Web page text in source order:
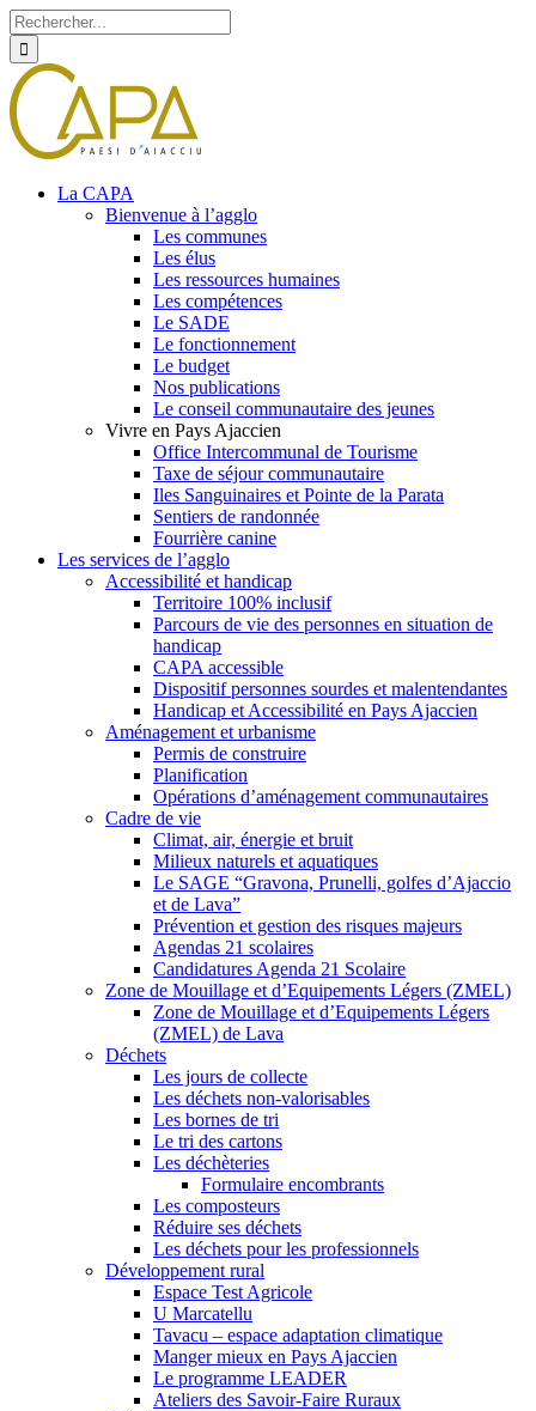
Rechercher
Skip
to
content
Facebook
Twitter
Instagram
La CAPA
Bienvenue à l’agglo
Les communes
Les élus
Les ressources humaines
Les compétences
Le SADE
Le fonctionnement
Le budget
Nos publications
Le conseil communautaire des jeunes
Vivre en Pays Ajaccien
Office Intercommunal de Tourisme
Taxe de séjour communautaire
Iles Sanguinaires et Pointe de la Parata
Sentiers de randonnée
Fourrière canine
Les services de l’agglo
Accessibilité et handicap
Territoire 100% inclusif
Parcours de vie des personnes en situation de
handicap
CAPA accessible
Dispositif personnes sourdes et malentendantes
Handicap et Accessibilité en Pays Ajaccien
Aménagement et urbanisme
Permis de construire
Planification
Opérations d’aménagement communautaires
Cadre de vie
Climat, air, énergie et bruit
Milieux naturels et aquatiques
Le SAGE “Gravona, Prunelli, golfes d’Ajaccio
et de Lava”
Prévention et gestion des risques majeurs
Agendas 21 scolaires
Candidatures Agenda 21 Scolaire
Zone de Mouillage et d’Equipements Légers (ZMEL)
Zone de Mouillage et d’Equipements Légers
(ZMEL) de Lava
Déchets
Les jours de collecte
Les déchets non-valorisables
Les bornes de tri
Le tri des cartons
Les déchèteries
Formulaire encombrants
Les composteurs
Réduire ses déchets
Les déchets pour les professionnels
Développement rural
Espace Test Agricole
U Marcatellu
Tavacu – espace adaptation climatique
Manger mieux en Pays Ajaccien
Le programme LEADER
Ateliers des Savoir-Faire Ruraux